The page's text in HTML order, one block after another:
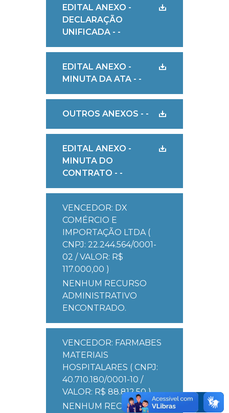
EDITAL ANEXO -
DECLARAÇÃO
UNIFICADA - -
EDITAL ANEXO -
MINUTA DA ATA - -
OUTROS ANEXOS - -
EDITAL ANEXO -
MINUTA DO
CONTRATO - -
VENCEDOR: DX
COMÉRCIO E
IMPORTAÇÃO LTDA (
CNPJ: 22.244.564/0001-
02 / VALOR: R$
117.000,00 )
NENHUM RECURSO
ADMINISTRATIVO
ENCONTRADO.
VENCEDOR: FARMABES
MATERIAIS
HOSPITALARES ( CNPJ:
40.710.180/0001-10 /
VALOR: R$ 88.812,50 )
NENHUM RECURSO